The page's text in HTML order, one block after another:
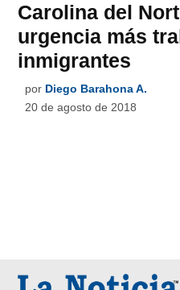
Carolina del
urgencia más
inmigrantes
por Diego Barahona A.
20 de agosto de 2018